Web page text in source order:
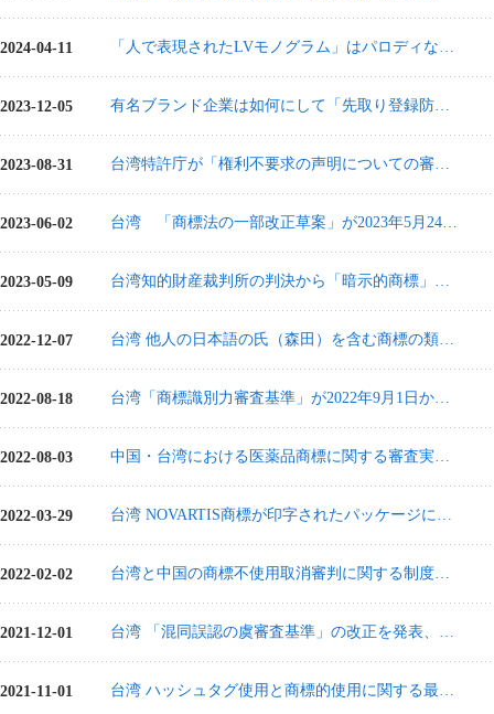
2024-04-11 「人で表現されたLVモノグラム」はパロディなのか商標権侵害なのか？台湾裁判所による最新実務見解の分析
2023-12-05 有名ブランド企業は如何にして「先取り登録防止」規定を利用し、登録前に商標を保護するのか（ダニエル・ウェリントン v 王世昌事件）
2023-08-31 台湾特許庁が「権利不要求の声明についての審査基準」を公布、今年8月1日より施行
2023-06-02 台湾 「商標法の一部改正草案」が2023年5月24日に総統府より公布-早期審査制度規定の追加
2023-05-09 台湾知的財産裁判所の判決から「暗示的商標」と「記述的標識」の判断の重要点を分析（「a2」ミルク商標事件）
2022-12-07 台湾 他人の日本語の氏（森田）を含む商標の類否判断に関する事例（森田藥粧Dr.Morita事件）
2022-08-18 台湾「商標識別力審査基準」が2022年9月1日から改訂 改訂ポイントを紹介
2022-08-03 中国・台湾における医薬品商標に関する審査実務の比較
2022-03-29 台湾 NOVARTIS商標が印字されたパッケージに真正薬品を再梱包して販売する場合、権利消尽は主張できない（NOVARTIS德可立爾商標詰め替え事件）
2022-02-02 台湾と中国の商標不使用取消審判に関する制度及び実務の比較
2021-12-01 台湾 「混同誤認の虞審査基準」の改正を発表、即日施行
2021-11-01 台湾 ハッシュタグ使用と商標的使用に関する最新判例